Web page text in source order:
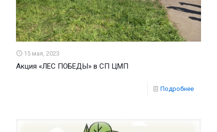
15 мая, 2023
Акция «ЛЕС ПОБЕДЫ» в СП ЦМП
Подробнее